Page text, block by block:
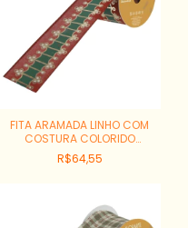
FITA ARAMADA LINHO COM
COSTURA COLORIDO
REF:48070001
R$64,55